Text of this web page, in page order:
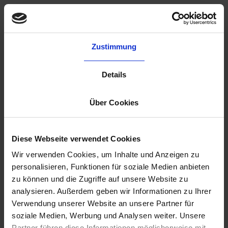
Zustimmung
Details
Über Cookies
Diese Webseite verwendet Cookies
Wir verwenden Cookies, um Inhalte und Anzeigen zu
personalisieren, Funktionen für soziale Medien anbieten
zu können und die Zugriffe auf unsere Website zu
analysieren. Außerdem geben wir Informationen zu Ihrer
Verwendung unserer Website an unsere Partner für
soziale Medien, Werbung und Analysen weiter. Unsere
Subscribe Newsletters
Features
User Example
Pricing
Resources